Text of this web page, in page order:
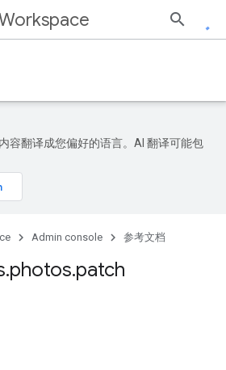
容翻译成您偏好的语言。AI 翻译可能包
Admin console 参考文档
.photos.patch